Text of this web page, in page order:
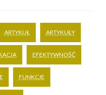
ARTYKUŁ ARTYKUŁY
EFEKTYWNOŚĆ
FUNKCJE